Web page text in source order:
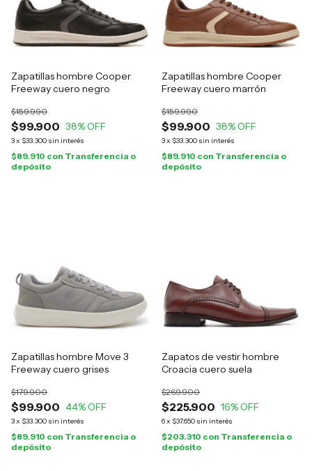
Zapatillas hombre Cooper
Freeway cuero negro
$99.900
$159.990
38% OFF
3x $33.300 sin interés
$89.910 con Transferencia o
depósito
Zapatillas hombre Cooper
Freeway cuero marrón
$99.900
$159.990
38% OFF
3x $33.300 sin interés
$89.910 con Transferencia o
depósito
Zapatillas hombre Move 3
Freeway cuero grises
$99.900
$179.900
44% OFF
3x $33.300 sin interés
$89.910 con Transferencia o
depósito
Zapatos de vestir hombre
Croacia cuero suela
$225.900
$269.900
16% OFF
6x $37.650 sin interés
$203.310 con Transferencia o
depósito